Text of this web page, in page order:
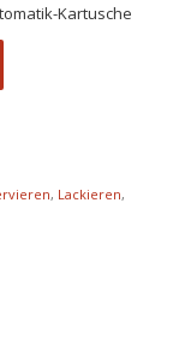
Kartusche
, Lackieren,